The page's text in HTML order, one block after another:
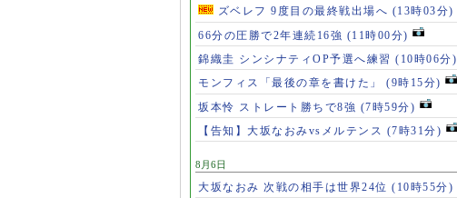
ズベレフ 9度目の最終戦出場へ (13時03分)
66分の圧勝で2年連続16強 (11時00分)
錦織圭 シンシナティOP予選へ練習 (10時06分)
モンフィス「最後の章を書けた」 (9時15分)
坂本怜 ストレート勝ちで8強 (7時59分)
【告知】大坂なおみvsメルテンス (7時31分)
8月6日
大坂なおみ 次戦の相手は世界24位 (10時55分)